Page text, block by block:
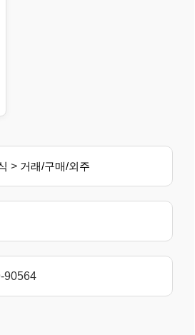
> 거래/구매/외주
90564